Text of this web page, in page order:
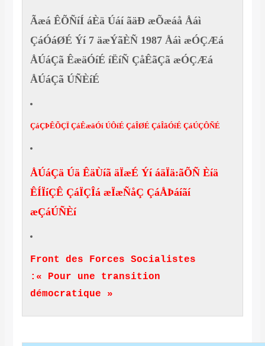
Ãæá ÊÕÑíÍ áÈä Úáí ãäÐ æÕæáå Åáì
ÇáÓáØÉ Ýí 7 äæÝãÈÑ 1987 Åáì æÓÇÆá
ÅÚáÇã ÊæäÓíÉ íËíÑ ÇåÊãÇã æÓÇÆá
ÅÚáÇã ÚÑÈíÉ
ÇáÇÞÊÕÇÏ ÇáÊæäÓí ÚÔíÉ ÇáÎØÉ ÇáÎãÓíÉ ÇáÚÇÔÑÉ
ÅÚáÇä Úä ÊäÙíã äÏæÉ Ýí áäÏä:ãÕÑ Èíä
ÊÍÏíÇÊ ÇáÏÇÎá æÏæÑåÇ ÇáÅÞáíãí
æÇáÚÑÈí
Front des Forces Socialistes
:« Pour une transition
démocratique »